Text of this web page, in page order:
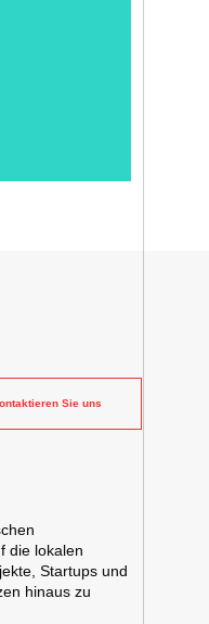
Sie uns
die lokalen
Startups und
hinaus zu